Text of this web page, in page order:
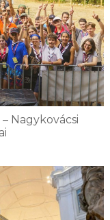
Nagykovácsi